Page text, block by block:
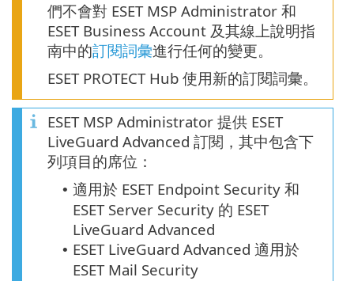
們不會對 ESET MSP Administrator 和
ESET Business Account 及其線上說明指
南中的訂閱詞彙進行任何的變更。
ESET PROTECT Hub 使用新的訂閱詞彙。
ESET MSP Administrator 提供 ESET
LiveGuard Advanced 訂閱，其中包含下
列項目的席位：
• 適用於 ESET Endpoint Security 和
ESET Server Security 的 ESET
LiveGuard Advanced
• ESET LiveGuard Advanced 適用於
ESET Mail Security